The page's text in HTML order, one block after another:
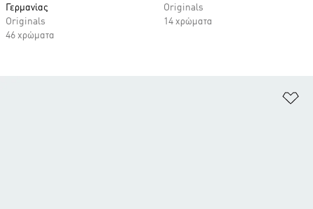
Γερμανίας
Originals
46 χρώματα
Originals
14 χρώματα